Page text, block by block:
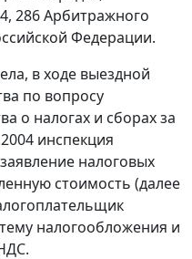
, 286Арбитражного
Федерации.
в ходе выездной
по вопросу
о налогах и сборах за
инспекция
налоговых
стоимость (далее
налогообложения и